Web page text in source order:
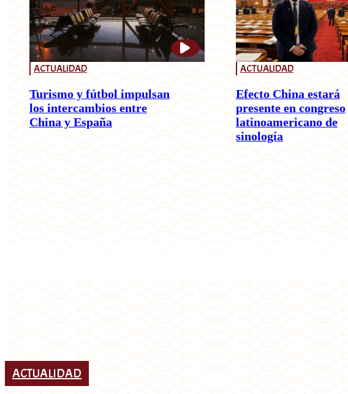
ACTUALIDAD
Turismo y fútbol impulsan
los intercambios entre
China y España
ACTUALIDAD
Efecto China estará
presente en congreso
latinoamericano de
sinología
ACTUALIDAD